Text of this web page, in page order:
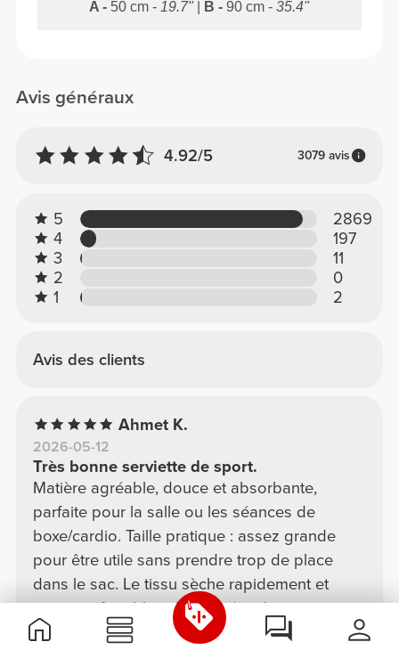
Avis généraux
4.92/5 3079 avis
5
2869
4
197
3
11
2
0
1
2
Avis des clients
Ahmet K.
2026-05-12
Très bonne serviette de sport.
Matière agréable, douce et absorbante,
parfaite pour la salle ou les séances de
boxe/cardio. Taille pratique : assez grande
pour être utile sans prendre trop de place
dans le sac. Le tissu sèche rapidement et
reste confortable même après plusieurs
utilisations. Bonne qualité de finition, elle
Traduire En voir plus
A - 50 cm - 19.7" B -90 cm -35.4"